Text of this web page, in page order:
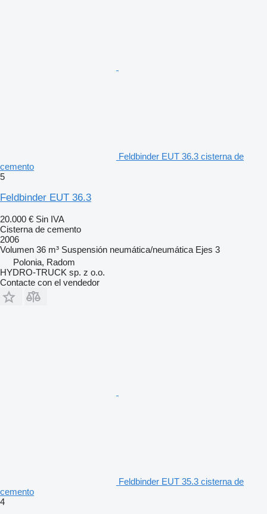
Feldbinder EUT 36.3 cisterna de
cemento
5
Feldbinder EUT 36.3
20.000 € Sin IVA
Cisterna de cemento
2006
Volumen 36 m³ Suspensión neumática/neumática Ejes 3
Polonia, Radom
HYDRO-TRUCK sp. z o.o.
Contacte con el vendedor
Feldbinder EUT 35.3 cisterna de
cemento
4